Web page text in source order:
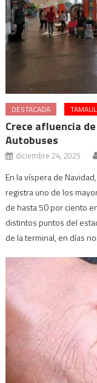
DESTACADA
Crece afluencia
Autobuses
diciembre 24, 2025
En la víspera de
registra uno de los
de hasta 50 por ciento
distintos puntos del
de la terminal, en días